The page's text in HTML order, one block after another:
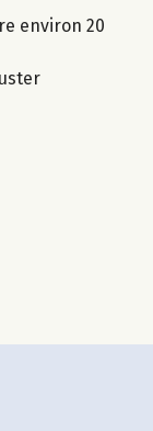
environ 20